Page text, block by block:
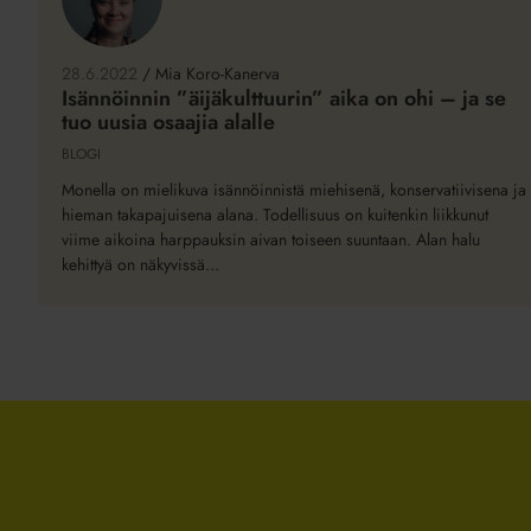
”äijäkulttuurin”
aika
uusia
28.6.2022 / Mia Koro-Kanerva
Isännöinnin ”äijäkulttuurin” aika on ohi – ja se
tuo uusia osaajia alalle
BLOGI
Monella on mielikuva isännöinnistä miehisenä, konservatiivisena ja
hieman takapajuisena alana. Todellisuus on kuitenkin liikkunut
viime aikoina harppauksin aivan toiseen suuntaan. Alan halu
kehittyä on näkyvissä...